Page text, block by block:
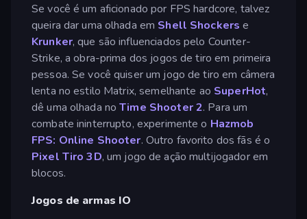
Se você é um aficionado por FPS hardcore, talvez
queira dar uma olhada em Shell Shockers e
Krunker, que são influenciados pelo Counter-
Strike, a obra-prima dos jogos de tiro em primeira
pessoa. Se você quiser um jogo de tiro em câmera
lenta no estilo Matrix, semelhante ao SuperHot,
dê uma olhada noTime Shooter 2. Para um
combate ininterrupto, experimente o Hazmob
FPS: Online Shooter. Outro favorito dos fãs é o
Pixel Tiro 3D, um jogo de ação multijogador em
blocos.
Jogos de armas IO